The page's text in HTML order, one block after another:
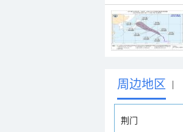
周边地区 |
荆门